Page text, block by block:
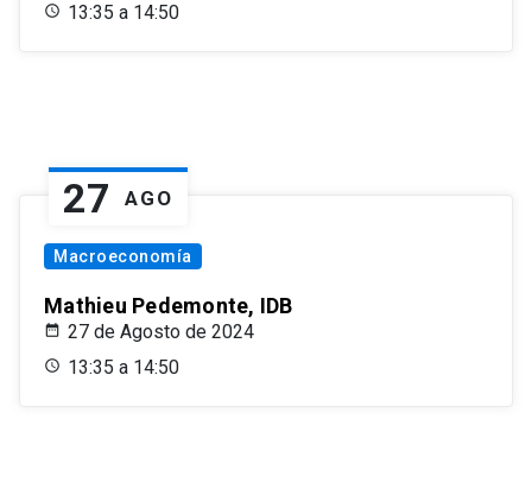
13:35 a 14:50
27 AGO
Macroeconomía
Mathieu Pedemonte, IDB
27 de Agosto de 2024
13:35 a 14:50